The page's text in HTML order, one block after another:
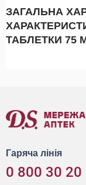
ЗАГАЛЬНА
ТАБЛЕТКИ 75
Гаряча лінія
0 800 30 20